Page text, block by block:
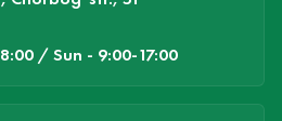
/ Sun - 9:00-17:00